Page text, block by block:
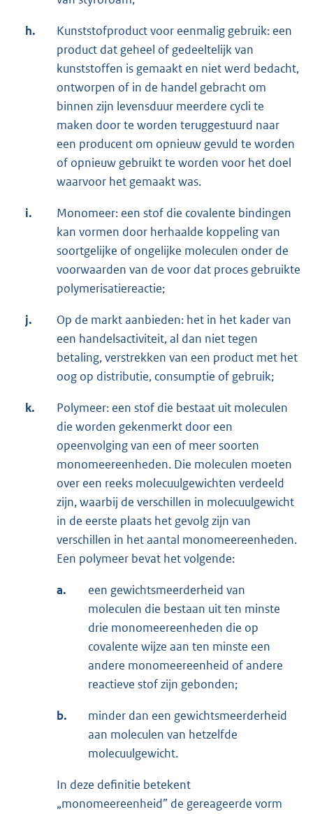
h.
Kunststofproduct voor eenmalig gebruik: een
product dat geheel of gedeeltelijk van
kunststoffen is gemaakt en niet werd bedacht,
ontworpen of in de handel gebracht om
binnen zijn levensduur meerdere cycli te
maken door te worden teruggestuurd naar
een producent om opnieuw gevuld te worden
of opnieuw gebruikt te worden voor het doel
waarvoor het gemaakt was.
i.
Monomeer: een stof die covalente bindingen
kan vormen door herhaalde koppeling van
soortgelijke of ongelijke moleculen onder de
voorwaarden van de voor dat proces gebruikte
polymerisatiereactie;
j.
Op de markt aanbieden: het in het kader van
een handelsactiviteit, al dan niet tegen
betaling, verstrekken van een product met het
oog op distributie, consumptie of gebruik;
k.
Polymeer: een stof die bestaat uit moleculen
die worden gekenmerkt door een
opeenvolging van een of meer soorten
monomeereenheden. Die moleculen moeten
over een reeks molecuulgewichten verdeeld
zijn, waarbij de verschillen in molecuulgewicht
in de eerste plaats het gevolg zijn van
verschillen in het aantal monomeereenheden.
Een polymeer bevat het volgende:
a.
een gewichtsmeerderheid van
moleculen die bestaan uit ten minste
drie monomeereenheden die op
covalente wijze aan ten minste een
andere monomeereenheid of andere
reactieve stof zijn gebonden;
b.
minder dan een gewichtsmeerderheid
aan moleculen van hetzelfde
molecuulgewicht.
In deze definitie betekent
„monomeereenheid” de gereageerde vorm